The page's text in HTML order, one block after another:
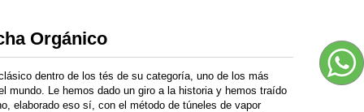
Orgánico
dentro de los tés de su categoría, uno de los más
mundo. Le hemos dado un giro a la historia y hemos traído
elaborado eso sí, con el método de túneles de vapor